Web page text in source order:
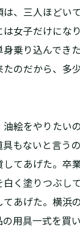
、三人ほどい
女子だけにな
乗り込んでき
のだから、多
絵をやりたい
もないと言う
てあげた。卒
く塗りつぶし
あげた。横浜
用具一式を買